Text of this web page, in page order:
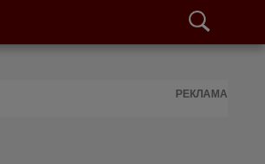
РЕКЛАМА